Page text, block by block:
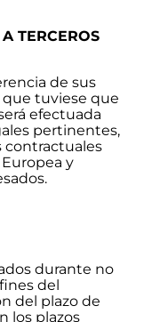
TERCEROS
de sus
que tuviese que
efectuada
pertinentes,
contractuales
y
durante no
del
del plazo de
los plazos